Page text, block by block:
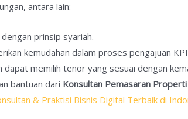
antara lain:
prinsip syariah.
kemudahan dalam proses pengajuan
dapat memilih tenor yang sesuai dengan
bantuan dari Konsultan Pemasaran Properti
& Praktisi Bisnis Digital Terbaik di